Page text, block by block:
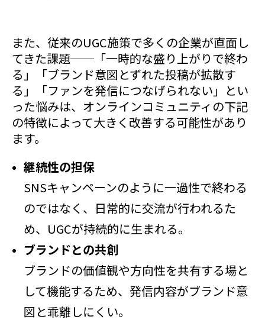
また、従来のUGC施策で多くの企業が直面し
てきた課題──「一時的な盛り上がりで終わ
る」「ブランド意図とずれた投稿が拡散す
る」「ファンを発信につなげられない」とい
った悩みは、オンラインコミュニティの下記
の特徴によって大きく改善する可能性があり
ます。
継続性の担保
SNSキャンペーンのように一過性で終わる
のではなく、日常的に交流が行われるた
め、UGCが持続的に生まれる。
ブランドとの共創
ブランドの価値観や方向性を共有する場と
して機能するため、発信内容がブランド意
図と乖離しにくい。